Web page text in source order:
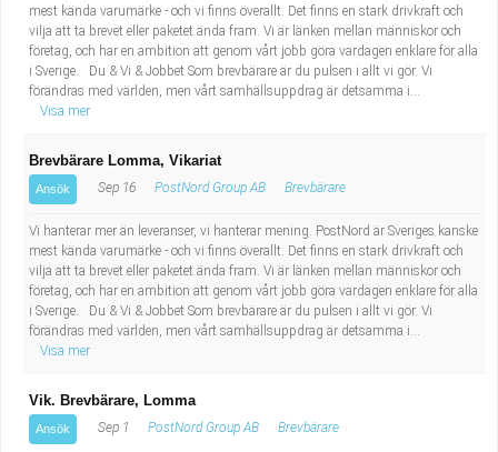
Kultur, media, design
Militärt arbete
Naturbruk
Naturvetenskapligt arbete
Pedagogiskt arbete
Sanering och renhållning
Socialt arbete
Säkerhetsarbete
Tekniskt arbete
Tidningsbud/Tidningsdistributör
Lärare i fritidshem/Fritidspedagog
Taxiförare/Taxichaufför
Läkarsekreterare/Vårdadmin/Medicinsk
sekreterare
Lastbilsförare m.fl.
Fastighetsskötare
Informatör/Kommunikatör
Brevbärare
mest kända varumärke - och vi finns överallt. Det finns en stark drivkraft och
vilja att ta brevet eller paketet ända fram. Vi är länken mellan människor och
företag, och har en ambition att genom vårt jobb göra vardagen enklare för alla
i Sverige. Du & Vi & Jobbet Som brevbärare är du pulsen i allt vi gör. Vi
förändras med världen, men vårt samhällsuppdrag är detsamma i...
Visa mer
Brevbärare Lomma, Vikariat
Ansök Sep 16 PostNord Group AB Brevbärare
Vi hanterar mer än leveranser, vi hanterar mening. PostNord är Sveriges kanske
mest kända varumärke - och vi finns överallt. Det finns en stark drivkraft och
vilja att ta brevet eller paketet ända fram. Vi är länken mellan människor och
företag, och har en ambition att genom vårt jobb göra vardagen enklare för alla
i Sverige. Du & Vi & Jobbet Som brevbärare är du pulsen i allt vi gör. Vi
förändras med världen, men vårt samhällsuppdrag är detsamma i...
Visa mer
Vik. Brevbärare, Lomma
Ansök Sep 1 PostNord Group AB Brevbärare